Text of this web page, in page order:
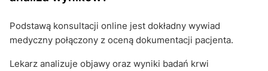
Podstawą konsultacji online jest dokładny wywiad
medyczny połączony z oceną dokumentacji pacjenta.
Lekarz analizuje objawy oraz wyniki badań krwi